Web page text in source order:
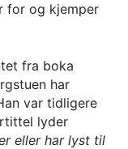
for og kjemper
fra boka
har
var tidligere
lyder
eller har lyst til